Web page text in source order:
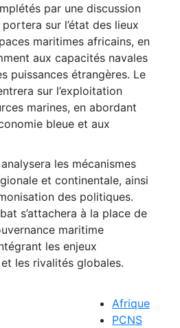
par une discussion
sur l’état des lieux
maritimes africains, en
aux capacités navales
puissances étrangères. Le
sur l’exploitation
marines, en abordant
bleue et aux
les mécanismes
et continentale, ainsi
des politiques.
s’attachera à la place de
maritime
les enjeux
les rivalités globales.
Afrique
PCNS